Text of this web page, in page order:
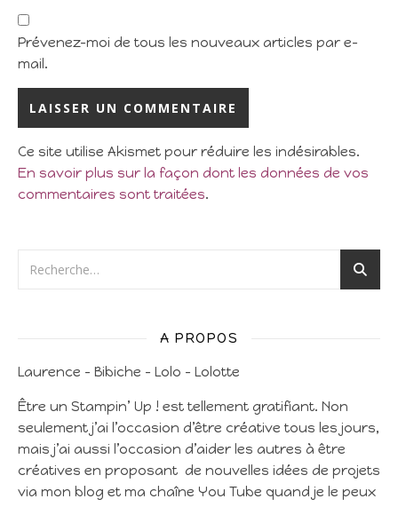
Prévenez-moi de tous les nouveaux articles par e-
mail.
Ce site utilise Akismet pour réduire les indésirables.
En savoir plus sur la façon dont les données de vos
commentaires sont traitées.
A PROPOS
Laurence – Bibiche – Lolo – Lolotte
Être un Stampin’ Up ! est tellement gratifiant. Non
seulement j’ai l’occasion d’être créative tous les jours,
mais j’ai aussi l’occasion d’aider les autres à être
créatives en proposant de nouvelles idées de projets
via mon blog et ma chaîne You Tube quand je le peux